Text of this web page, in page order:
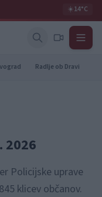
☀️14°C
Radlje ob Dravi
2026
Policijske uprave
klicev občanov.